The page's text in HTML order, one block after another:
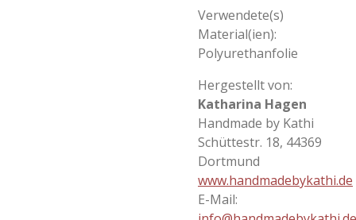
Verwendete(s)
Material(ien):
Polyurethanfolie
Hergestellt von:
Katharina Hagen
Handmade by Kathi
Schüttestr. 18, 44369
Dortmund
www.handmadebykathi.de
E-Mail: